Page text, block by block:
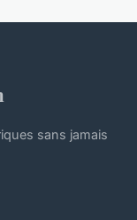
sans jamais